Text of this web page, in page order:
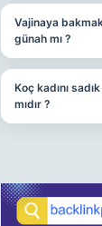
Vajinaya
günah mı ?
Koç kadını sadık
mıdır ?